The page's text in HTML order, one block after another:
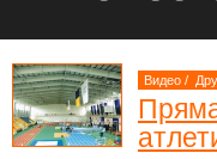
Видео /